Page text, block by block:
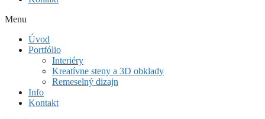
Menu
Úvod
Portfólio
Interiéry
Kreatívne steny a 3D obklady
Remeselný dizajn
Info
Kontakt